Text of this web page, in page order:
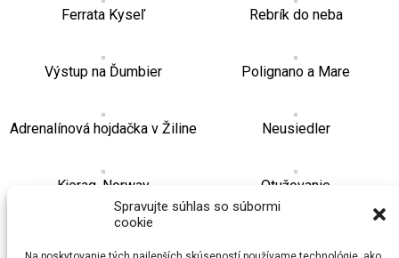
Spravujte súhlas so súbormi
cookie
Ferrata Kyseľ Rebrík do neba
Výstup na Ďumbier Polignano a Mare
Adrenalínová hojdačka v Žiline Neusiedler
Kjerag, Norway Otužovanie